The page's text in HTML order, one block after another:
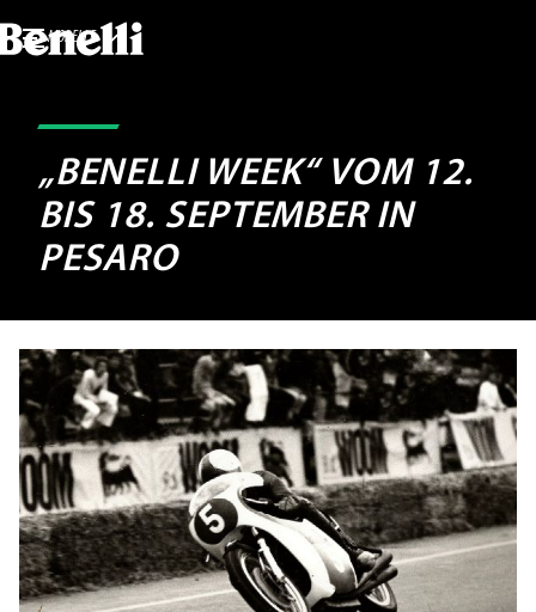
MODELLE
„BENELLI WEEK“ VOM 12.
BIS 18. SEPTEMBER IN
PESARO